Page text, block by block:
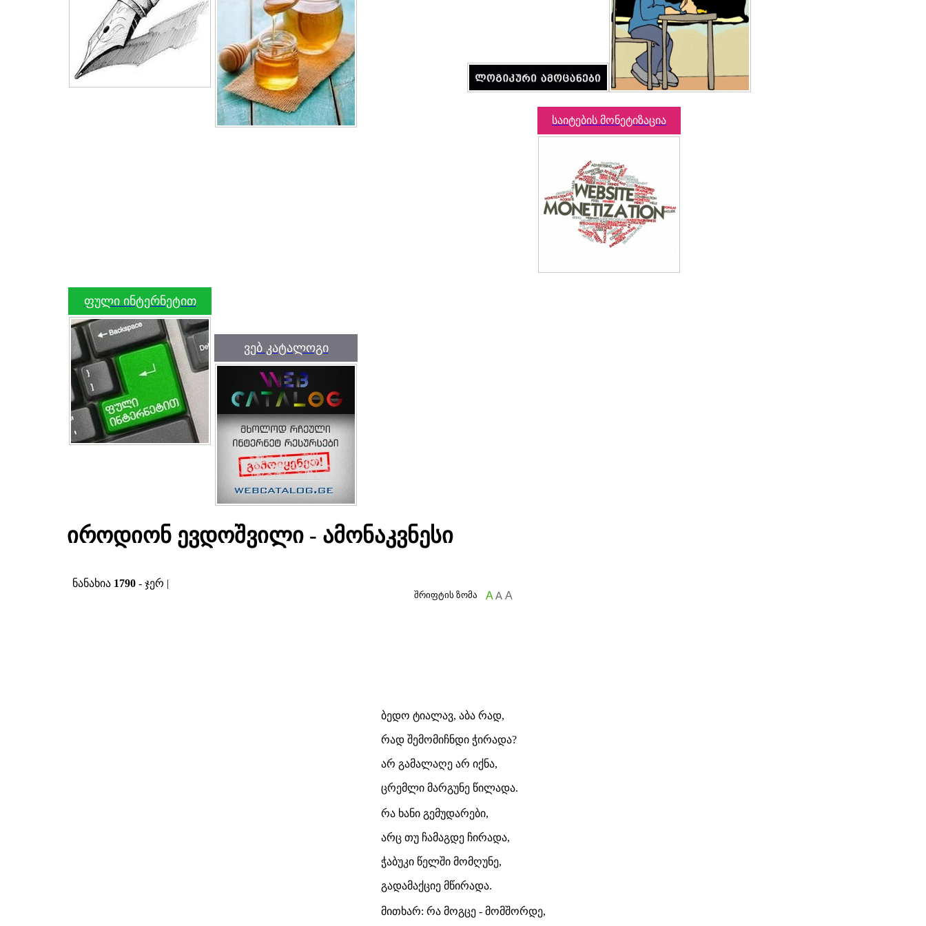
საიტების მონეტიზაცია
ფული ინტერნეტით
ვებ კატალოგი
იროდიონ ევდოშვილი - ამონაკვნესი
ნანახია 1790 - ჯერ |
შრიფტის ზომა A A A
ბედო ტიალავ, აბა რად,
რად შემომიჩნდი ჭირადა?
არ გამალაღე არ იქნა,
ცრემლი მარგუნე წილადა.
რა ხანი გემუდარები,
არც თუ ჩამაგდე ჩირადა,
ჭაბუკი წელში მომღუნე,
გადამაქციე მწირადა.
მითხარ: რა მოგცე - მომშორდე,